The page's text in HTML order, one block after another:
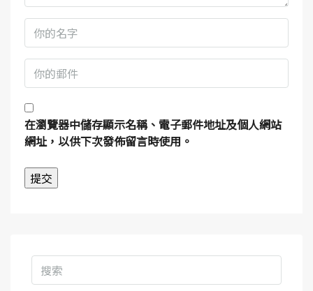
在瀏覽器中儲存顯示名稱、電子郵件地址及個人網站
網址，以供下次發佈留言時使用。